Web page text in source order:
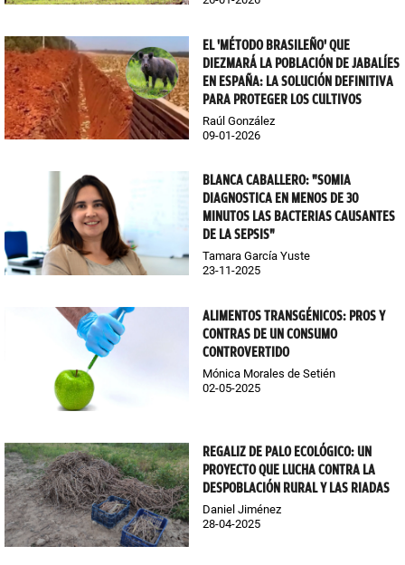
EL 'MÉTODO BRASILEÑO' QUE
DIEZMARÁ LA POBLACIÓN DE JABALÍES
EN ESPAÑA: LA SOLUCIÓN DEFINITIVA
PARA PROTEGER LOS CULTIVOS
Raúl González
09-01-2026
BLANCA CABALLERO: "SOMIA
DIAGNOSTICA EN MENOS DE 30
MINUTOS LAS BACTERIAS CAUSANTES
DE LA SEPSIS"
Tamara García Yuste
23-11-2025
ALIMENTOS TRANSGÉNICOS: PROS Y
CONTRAS DE UN CONSUMO
CONTROVERTIDO
Mónica Morales de Setién
02-05-2025
REGALIZ DE PALO ECOLÓGICO: UN
PROYECTO QUE LUCHA CONTRA LA
DESPOBLACIÓN RURAL Y LAS RIADAS
Daniel Jiménez
28-04-2025